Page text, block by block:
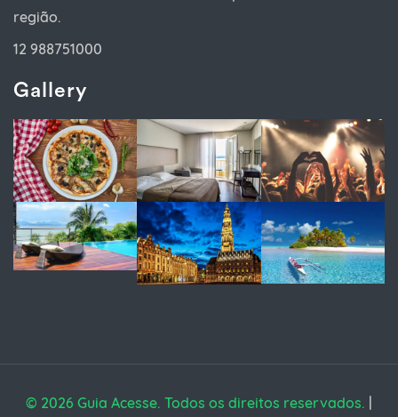
região.
12 988751000
Gallery
© 2026 Guia Acesse. Todos os direitos reservados. |